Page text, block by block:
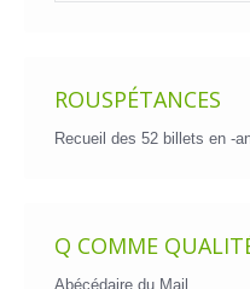
billets
ROUSPÉTANCES
Recueil des 52 billets en -
Q COMME
Abécédaire du Mail